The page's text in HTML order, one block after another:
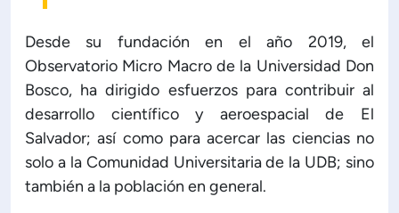
Desde su fundación en el año 2019, el
Observatorio Micro Macro de la Universidad Don
Bosco, ha dirigido esfuerzos para contribuir al
desarrollo científico y aeroespacial de El
Salvador; así como para acercar las ciencias no
solo a la Comunidad Universitaria de la UDB; sino
también a la población en general.